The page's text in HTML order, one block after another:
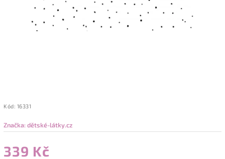
Kód: 16331
Značka:dětské-látky.cz
339 Kč